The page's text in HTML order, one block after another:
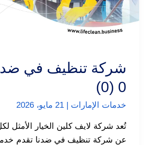
شركة تنظيف في
0 (0)
خدمات الإمارات | 21 مايو، 2026
تُعد شركة لايف كلين الخيار الأمثل
عن شركة تنظيف في ضدنا تقدم